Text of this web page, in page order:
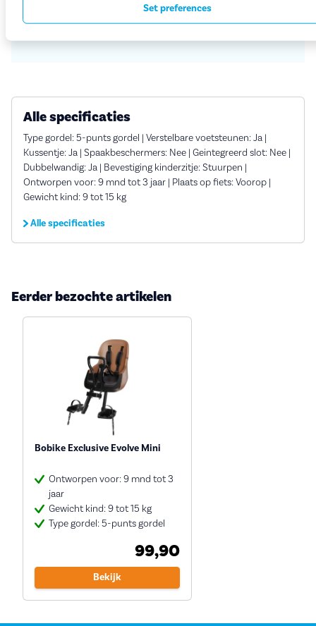
Plaats in winkelwagen
Alle specificaties
Type gordel: 5-punts gordel | Verstelbare voetsteunen: Ja |
Kussentje: Ja | Spaakbeschermers: Nee | Geintegreerd slot: Nee |
Dubbelwandig: Ja | Bevestiging kinderzitje: Stuurpen |
Ontworpen voor: 9 mnd tot 3 jaar | Plaats op fiets: Voorop |
Gewicht kind: 9 tot 15 kg
Alle specificaties
Eerder bezochte artikelen
Bobike Exclusive Evolve Mini
Ontworpen voor: 9 mnd tot 3
jaar
Gewicht kind: 9 tot 15 kg
Type gordel: 5-punts gordel
99,90
Bekijk
Set preferences